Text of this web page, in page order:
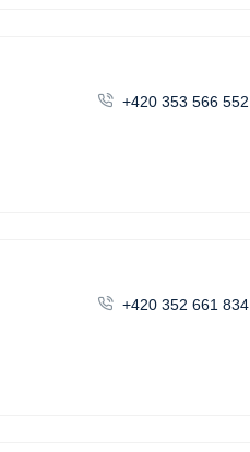
+420 353 566 552
+420 352 661 834